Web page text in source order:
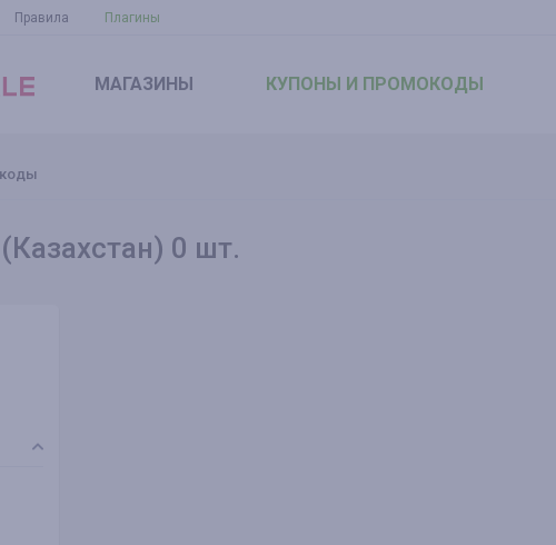
Правила Плагины
МАГАЗИНЫ КУПОНЫ И ПРОМОКОДЫ
0 шт.